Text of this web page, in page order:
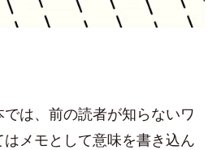
は、前の読者が知らないワ
メモとして意味を書き込ん